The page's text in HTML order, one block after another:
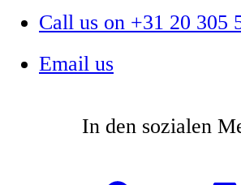
Call us on +31 20 305
Email us
In den sozialen